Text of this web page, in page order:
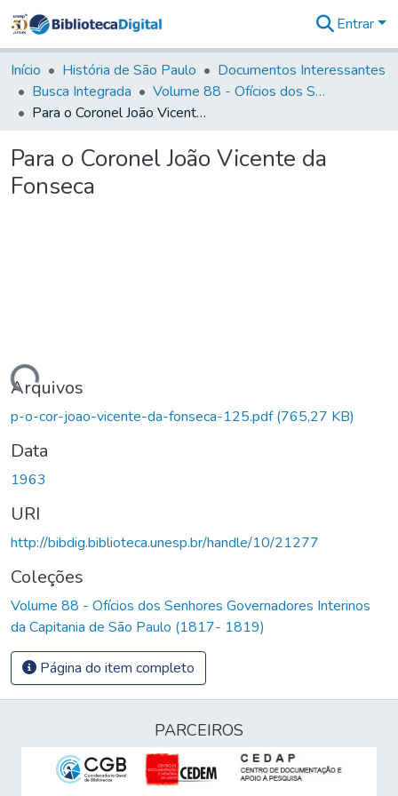
&
Coleções
Tudo na
Biblioteca
Estatísticas
Entrar
Início História de São Paulo
Documentos Interessantes
Busca Integrada
Volume 88 - Ofícios dos Senhores Governadores Interinos da Capitania de São Paulo (1817- 1819)
Para o Coronel João Vicente da Fonseca
Para o Coronel João Vicente da
Fonseca
Arquivos
p-o-cor-joao-vicente-da-fonseca-125.pdf(765,27 KB)
Data
1963
URI
http://bibdig.biblioteca.unesp.br/handle/10/21277
Coleções
Volume 88 - Ofícios dos Senhores Governadores Interinos
da Capitania de São Paulo (1817- 1819)
Página do item completo
PARCEIROS